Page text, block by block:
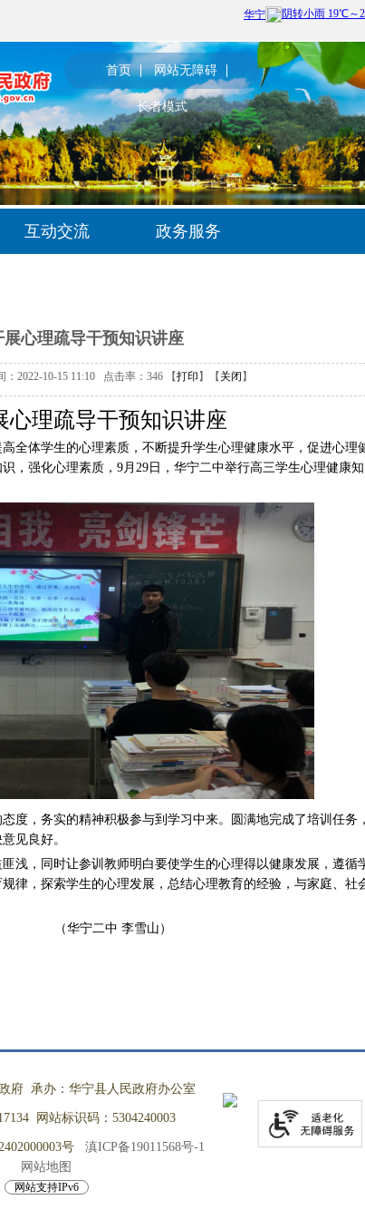
首页 网站无障碍
长者模式
互动交流 政务服务
心理疏导干预知识讲座
2022-10-15 11:10 点击率： 346 【打印 】【 关闭 】
心理疏导干预知识讲座
全体学生的心理素质，不断提升学生心理健康水平，促进心理
，强化心理素质，9月29日，华宁二中举行高三学生心理健康知
度，务实的精神积极参与到学习中来。圆满地完成了培训任务
见良好。
浅，同时让参训教师明白要使学生的心理得以健康发展，遵循
律，探索学生的心理发展，总结心理教育的经验，与家庭、社
宁二中 李雪山）
府 承办：华宁县人民政府办公室
网站标识码：5304240003
号
滇ICP备19011568号-1
网站地图
网站支持IPv6